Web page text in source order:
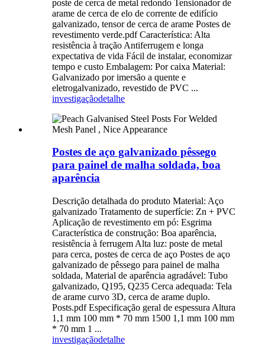
poste de cerca de metal redondo Tensionador de
arame de cerca de elo de corrente de edifício
galvanizado, tensor de cerca de arame Postes de
revestimento verde.pdf Característica: Alta
resistência à tração Antiferrugem e longa
expectativa de vida Fácil de instalar, economizar
tempo e custo Embalagem: Por caixa Material:
Galvanizado por imersão a quente e
eletrogalvanizado, revestido de PVC ...
investigaçãodetalhe
Postes de aço galvanizado pêssego
para painel de malha soldada, boa
aparência
Descrição detalhada do produto Material: Aço
galvanizado Tratamento de superfície: Zn + PVC
Aplicação de revestimento em pó: Esgrima
Característica de construção: Boa aparência,
resistência à ferrugem Alta luz: poste de metal
para cerca, postes de cerca de aço Postes de aço
galvanizado de pêssego para painel de malha
soldada, Material de aparência agradável: Tubo
galvanizado, Q195, Q235 Cerca adequada: Tela
de arame curvo 3D, cerca de arame duplo.
Posts.pdf Especificação geral de espessura Altura
1,1 mm 100 mm * 70 mm 1500 1,1 mm 100 mm
* 70 mm 1 ...
investigaçãodetalhe